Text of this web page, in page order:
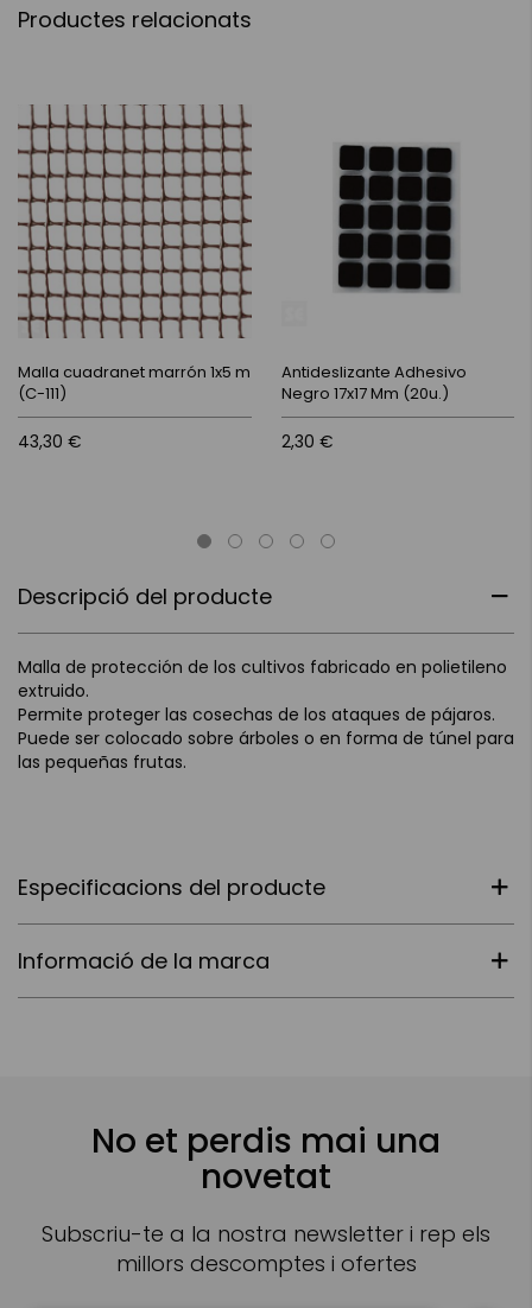
Descripció del producte
Malla de protección de los cultivos fabricado en polietileno
extruido.
Permite proteger las cosechas de los ataques de pájaros.
Puede ser colocado sobre árboles o en forma de túnel para
las pequeñas frutas.
Especificacions del producte
Informació de la marca
Productes relacionats
Malla cuadranet marrón 1x5 m
(C-111)
43,30 €
Antideslizante Adhesivo
Negro 17x17 Mm (20u.)
2,30 €
No et perdis mai una
novetat
Subscriu-te a la nostra newsletter i rep els
millors descomptes i ofertes